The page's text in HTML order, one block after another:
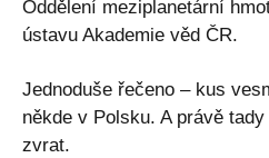
Oddělení meziplanetární
ústavu Akademie věd ČR.
Jednoduše řečeno – kus
někde v Polsku. A právě
zvrat.